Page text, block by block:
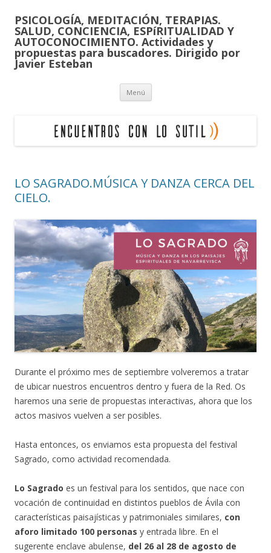
PSICOLOGÍA, MEDITACIÓN, TERAPIAS.
SALUD, CONCIENCIA, ESPíRITUALIDAD Y
AUTOCONOCIMIENTO. Actividades y
propuestas para buscadores. Dirigido por
Javier Esteban
Menú Saltar
contenido
LO SAGRADO.MÚSICA Y DANZA CERCA DEL
CIELO.
Durante el próximo mes de septiembre volveremos a tratar
de ubicar nuestros encuentros dentro y fuera de la Red. Os
haremos una serie de propuestas interactivas, ahora que los
actos masivos vuelven a ser posibles.
Hasta entonces, os enviamos esta propuesta del festival
Sagrado, como actividad recomendada.
Lo Sagrado es un festival para los sentidos, que nace con
vocación de continuidad en distintos pueblos de Ávila con
características paisajísticas y patrimoniales similares, con
aforo limitado 100 personas y entrada libre. En el
sugerente enclave abulense, del 26 al 28 de agosto de